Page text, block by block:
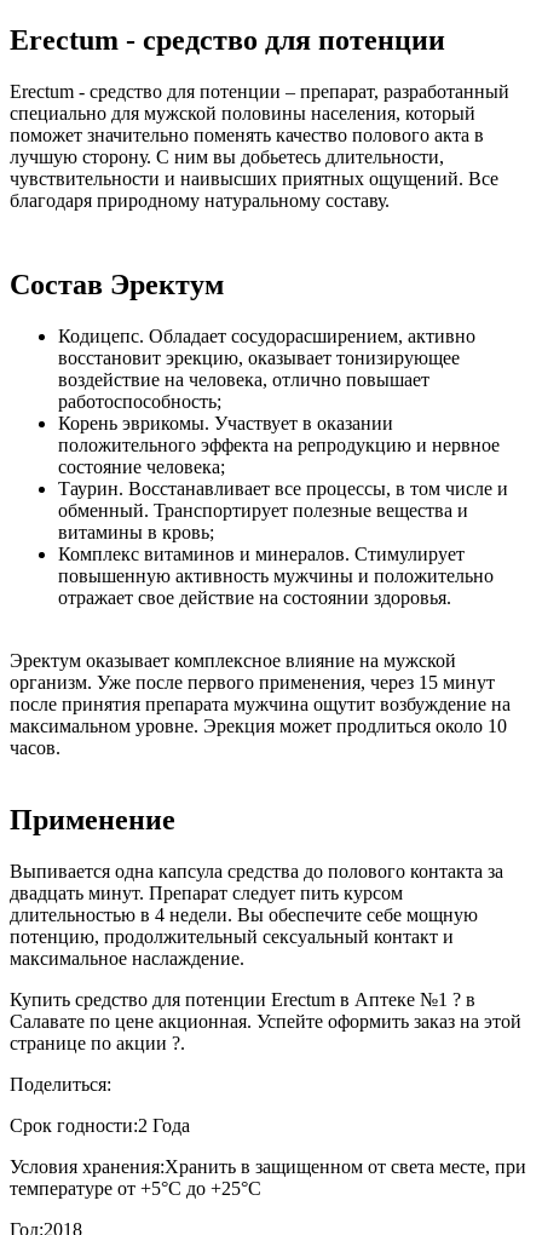
Erectum - средство для потенции
Erectum - средство для потенции – препарат, разработанный
специально для мужской половины населения, который
поможет значительно поменять качество полового акта в
лучшую сторону. С ним вы добьетесь длительности,
чувствительности и наивысших приятных ощущений. Все
благодаря природному натуральному составу.
Состав Эректум
Кодицепс. Обладает сосудорасширением, активно
восстановит эрекцию, оказывает тонизирующее
воздействие на человека, отлично повышает
работоспособность;
Корень эврикомы. Участвует в оказании
положительного эффекта на репродукцию и нервное
состояние человека;
Таурин. Восстанавливает все процессы, в том числе и
обменный. Транспортирует полезные вещества и
витамины в кровь;
Комплекс витаминов и минералов. Стимулирует
повышенную активность мужчины и положительно
отражает свое действие на состоянии здоровья.
Эректум оказывает комплексное влияние на мужской
организм. Уже после первого применения, через 15 минут
после принятия препарата мужчина ощутит возбуждение на
максимальном уровне. Эрекция может продлиться около 10
часов.
Применение
Выпивается одна капсула средства до полового контакта за
двадцать минут. Препарат следует пить курсом
длительностью в 4 недели. Вы обеспечите себе мощную
потенцию, продолжительный сексуальный контакт и
максимальное наслаждение.
Купить средство для потенции Erectum в Аптеке №1 ? в
Салавате по цене акционная. Успейте оформить заказ на этой
странице по акции ?.
Поделиться:
Срок годности:2 Года
Условия хранения:Хранить в защищенном от света месте, при
температуре от +5°С до +25°С
Год:2018